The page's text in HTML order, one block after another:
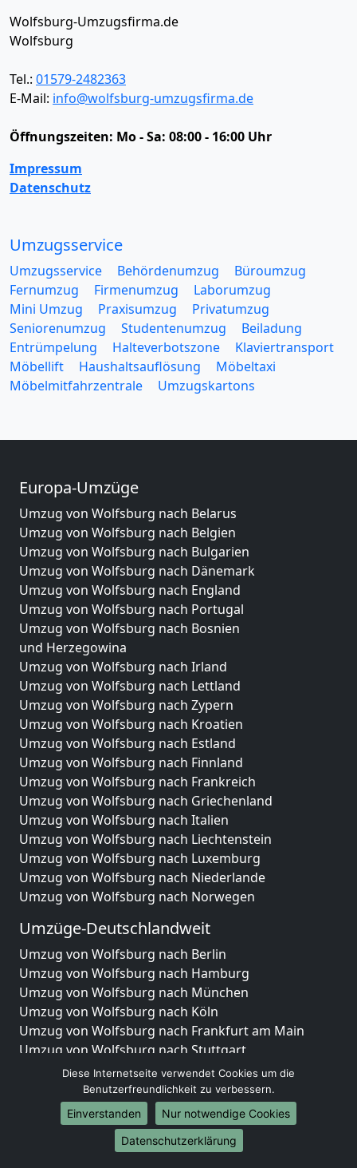
Wolfsburg-Umzugsfirma.de
Wolfsburg
Tel.: 01579-2482363
E-Mail: info@wolfsburg-umzugsfirma.de
Öffnungszeiten: Mo - Sa: 08:00 - 16:00 Uhr
Impressum
Datenschutz
Umzugsservice
Umzugsservice Behördenumzug
Büroumzug
Fernumzug
Firmenumzug
Laborumzug
Mini Umzug
Praxisumzug
Privatumzug
Seniorenumzug
Studentenumzug
Beiladung
Entrümpelung
Halteverbotszone
Klaviertransport
Möbellift
Haushaltsauflösung
Möbeltaxi
Möbelmitfahrzentrale
Umzugskartons
Europa-Umzüge
Umzug von Wolfsburg nach Belarus
Umzug von Wolfsburg nach Belgien
Umzug von Wolfsburg nach Bulgarien
Umzug von Wolfsburg nach Dänemark
Umzug von Wolfsburg nach England
Umzug von Wolfsburg nach Portugal
Umzug von Wolfsburg nach Bosnien
und Herzegowina
Umzug von Wolfsburg nach Irland
Umzug von Wolfsburg nach Lettland
Umzug von Wolfsburg nach Zypern
Umzug von Wolfsburg nach Kroatien
Umzug von Wolfsburg nach Estland
Umzug von Wolfsburg nach Finnland
Umzug von Wolfsburg nach Frankreich
Umzug von Wolfsburg nach Griechenland
Umzug von Wolfsburg nach Italien
Umzug von Wolfsburg nach Liechtenstein
Umzug von Wolfsburg nach Luxemburg
Umzug von Wolfsburg nach Niederlande
Umzug von Wolfsburg nach Norwegen
Umzüge-Deutschlandweit
Umzug von Wolfsburg nach Berlin
Umzug von Wolfsburg nach Hamburg
Umzug von Wolfsburg nach München
Umzug von Wolfsburg nach Köln
Umzug von Wolfsburg nach Frankfurt am Main
Umzug von Wolfsburg nach Stuttgart
Umzug von Wolfsburg nach Düsseldorf
Umzug von Wolfsburg nach Leipzig
Umzug von Wolfsburg nach Dortmund
Umzug von Wolfsburg nach Essen
Umzug von Wolfsburg nach Bremen
Diese Internetseite verwendet Cookies um die
Benutzerfreundlichkeit zu verbessern.
Einverstanden
Nur notwendige Cookies
Datenschutzerklärung